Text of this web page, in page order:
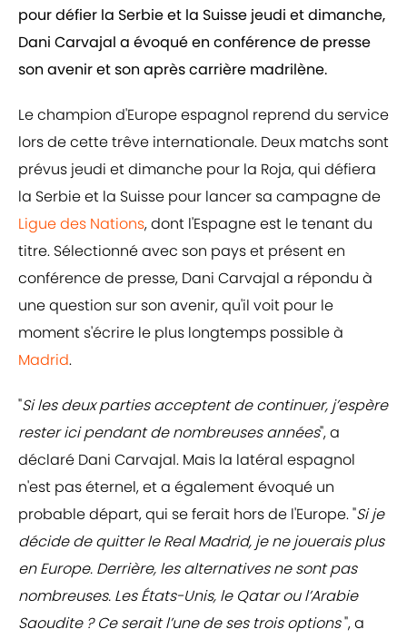
pour défier la Serbie et la Suisse jeudi et dimanche,
Dani Carvajal a évoqué en conférence de presse
son avenir et son après carrière madrilène.
Le champion d'Europe espagnol reprend du service
lors de cette trêve internationale. Deux matchs sont
prévus jeudi et dimanche pour la Roja, qui défiera
la Serbie et la Suisse pour lancer sa campagne de
Ligue des Nations, dont l'Espagne est le tenant du
titre. Sélectionné avec son pays et présent en
conférence de presse, Dani Carvajal a répondu à
une question sur son avenir, qu'il voit pour le
moment s'écrire le plus longtemps possible à
Madrid.
"Si les deux parties acceptent de continuer, j’espère
rester ici pendant de nombreuses années", a
déclaré Dani Carvajal. Mais la latéral espagnol
n'est pas éternel, et a également évoqué un
probable départ, qui se ferait hors de l'Europe. "Si je
décide de quitter le Real Madrid, je ne jouerais plus
en Europe. Derrière, les alternatives ne sont pas
nombreuses. Les États-Unis, le Qatar ou l’Arabie
Saoudite ? Ce serait l’une de ses trois options", a